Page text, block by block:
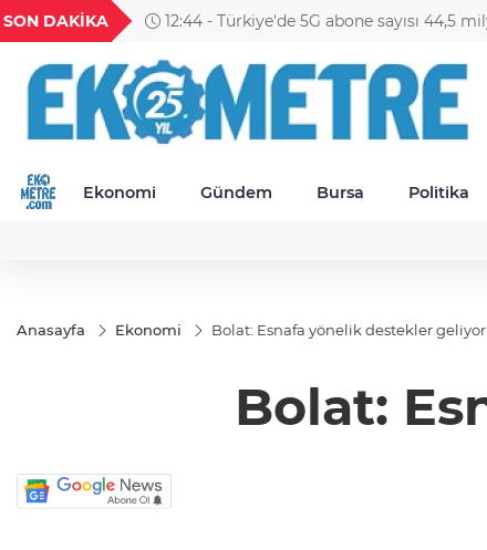
SON DAKİKA 11:09 - BNP Paribas Cardif Türkiye'de üst
18,1991
TND
16,2315
BGN
28,0626
VND
0,0018
Ekonomi Gündem Bursa Politika
Anasayfa Ekonomi Bolat: Esnafa yönelik destekler geliyor
Bolat: